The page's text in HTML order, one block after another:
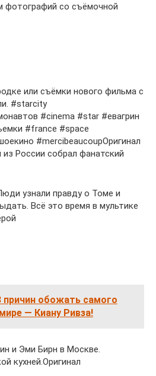
фотографий со съёмочной
или съёмки нового фильма с
#starcity
#cinema #star #евагрин
#france #space
#mercibeaucoupОригинал
России собрал фанатский
узнали правду о Томе и
Всё это время в мультике
причин обожать самого
— Киану Ривза!
и Эми Бирн в Москве.
кухней.Оригинал